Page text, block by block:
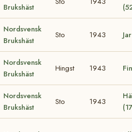
Brukshäst
Nordsvensk
Brukshäst
Sto 1943
Nordsvensk
Brukshäst
Hingst 1943
Nordsvensk
Brukshäst
Sto 1943